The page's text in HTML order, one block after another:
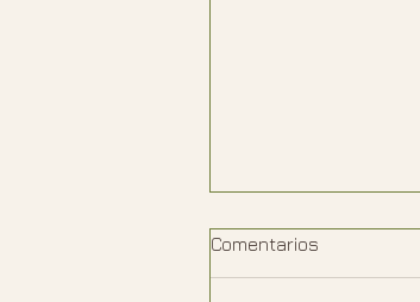
Comentarios